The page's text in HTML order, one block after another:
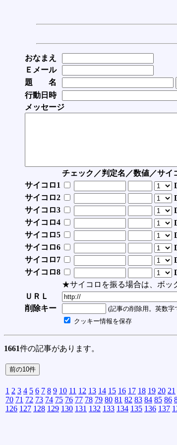
おなまえ
Ｅメール
題 名
行動日時
メッセージ
チェック／判定名／数値／サイ
サイコロ1
サイコロ2
サイコロ3
サイコロ4
サイコロ5
サイコロ6
サイコロ7
サイコロ8
★サイコロを振る場合は、ボッ
ＵＲＬ
削除キー
(記事の削除用。英数字
クッキー情報を保存
1661件の記事があります。
1 2 3 4 5 6 7 8 9 10 11 12 13 14 15 16 17 18 19 20 21
70 71 72 73 74 75 76 77 78 79 80 81 82 83 84 85 86
126 127 128 129 130 131 132 133 134 135 136 137